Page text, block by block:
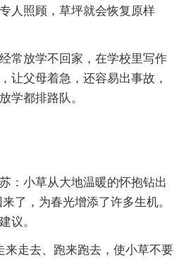
人照顾，草坪就会恢复原样
常放学不回家，在学校里写作
让父母着急，还容易出事故，
学都排路队。
：小草从大地温暖的怀抱钻出
了，为春光增添了许多生机。
议。
来走去、跑来跑去，使小草不要